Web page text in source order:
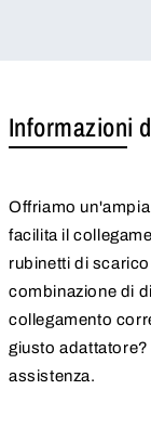
Informazioni
Offriamo
facilita il
rubinetti di
combinazione di
collegamento
giusto
assistenza.